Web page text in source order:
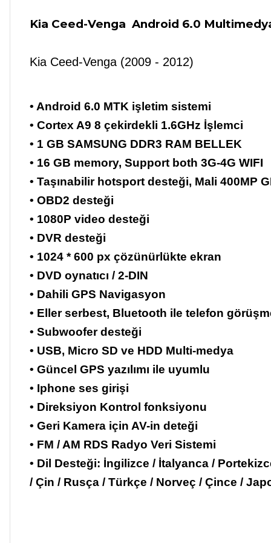
Kia Ceed-Venga Android 6.0
Kia Ceed-Venga (2009 - 2012)
• Android 6.0 MTK işletim sistemi
• Cortex A9 8 çekirdekli 1.6GHz İşlemci
• 1 GB SAMSUNG DDR3 RAM BELLEK
• 16 GB memory, Support both 3G-4G WIFI
• Taşınabilir hotsport desteği, Mali 400MP
• OBD2 desteği
• 1080P video desteği
• DVR desteği
• 1024 * 600 px çözünürlükte ekran
• DVD oynatıcı / 2-DIN
• Dahili GPS Navigasyon
• Eller serbest, Bluetooth ile telefon
• Subwoofer desteği
• USB, Micro SD ve HDD Multi-medya
• Güncel GPS yazılımı ile uyumlu
• Iphone ses girişi
• Direksiyon Kontrol fonksiyonu
• Geri Kamera için AV-in deteği
• FM / AM RDS Radyo Veri Sistemi
• Dil Desteği: İngilizce / İtalyanca /
/ Çin / Rusça / Türkçe / Norveç / Çince /